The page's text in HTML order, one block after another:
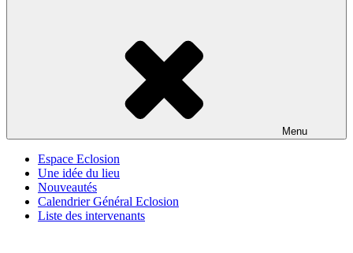
Menu
Espace Eclosion
Une idée du lieu
Nouveautés
Calendrier Général Eclosion
Liste des intervenants